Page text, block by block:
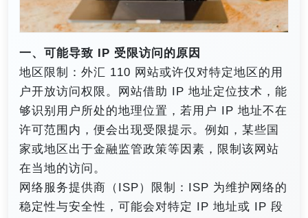
一、可能导致 IP 受限访问的原因​
地区限制：外汇 110 网站或许仅对特定地区的用
户开放访问权限。网站借助 IP 地址定位技术，能
够识别用户所处的地理位置，若用户 IP 地址不在
许可范围内，便会出现受限提示。例如，某些国
家或地区出于金融监管政策等因素，限制该网站
在当地的访问。​
网络服务提供商（ISP）限制：ISP 为维护网络的
稳定性与安全性，可能会对特定 IP 地址或 IP 段